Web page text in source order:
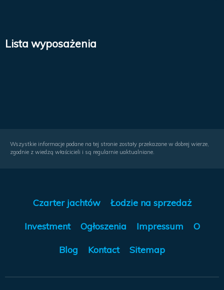
Lista wyposażenia
Wszystkie informacje podane na tej stronie zostały przekazane w dobrej wierze,
zgodnie z wiedzą właścicieli i są regularnie uaktualniane.
Czarter jachtów Łodzie na sprzedaż
Investment Ogłoszenia Impressum O
Blog Kontact Sitemap